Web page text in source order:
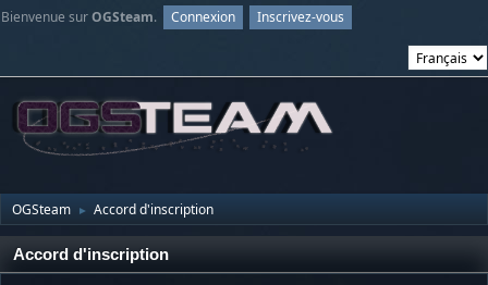
Bienvenue surOGSteam. Connexion Inscrivez-vous
OGSteam ► Accord d'inscription
Accord d'inscription